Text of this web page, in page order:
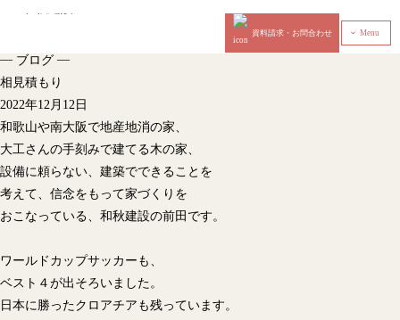
資料請求・お問合わせ ‹ Menu
— ブログ —
相見積もり
2022年12月12日
和歌山や南大阪で地産地消の家、
大工さんの手刻みで建てる木の家、
設備に頼らない、建築でできることを
考えて、信念をもって家づくりを
おこなっている、和秋建設の前田です。
ワールドカップサッカーも、
ベスト４が出そろいました。
日本に勝ったクロアチアも残っています。